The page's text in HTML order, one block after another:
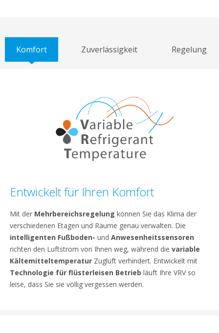
Komfort Zuverlässigkeit Regelung
Entwickelt für Ihren Komfort
Mit der Mehrbereichsregelung können Sie das Klima der
verschiedenen Etagen und Räume genau verwalten. Die
intelligenten Fußboden- und Anwesenheitssensoren
richten den Luftstrom von Ihnen weg, während die variable
Kältemitteltemperatur Zugluft verhindert. Entwickelt mit
Technologie für flüsterleisen Betrieb läuft Ihre VRV so
leise, dass Sie sie völlig vergessen werden.